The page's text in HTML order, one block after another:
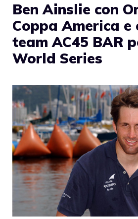
Ben Ainslie con
Coppa America e
team AC45 BAR
World Series